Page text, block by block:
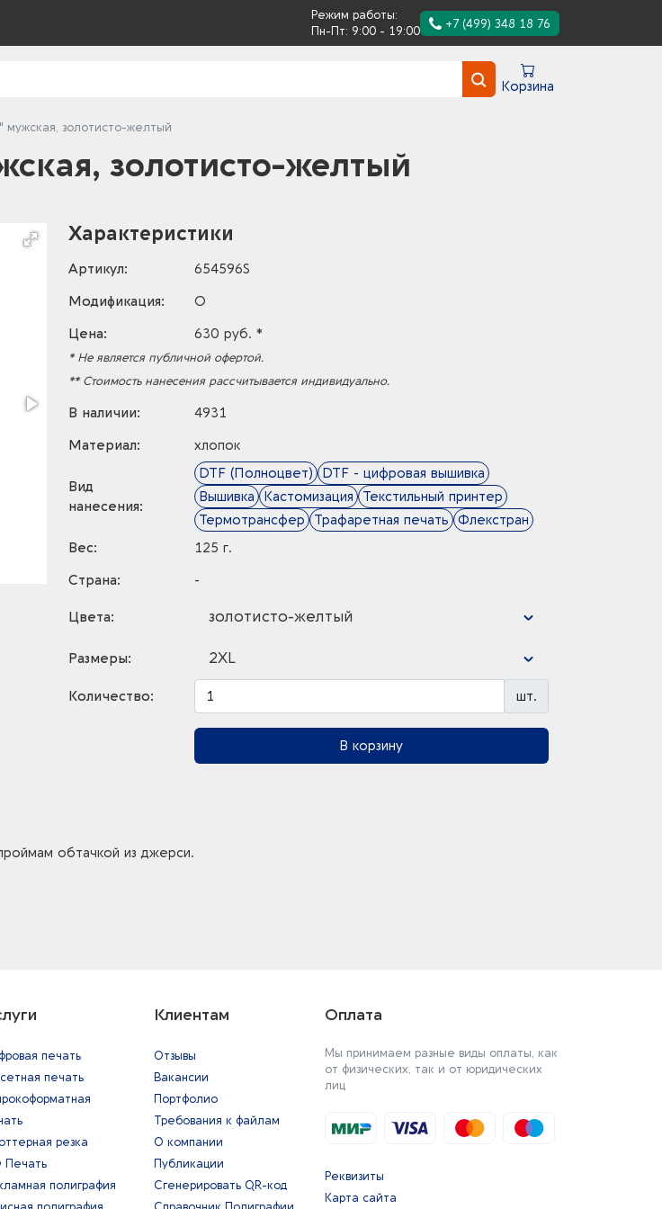
Режим работы:
Пн-Пт: 9:00 - 19:00
+7 (499) 348 18 76
Корзина
мужская, золотисто-желтый
золотисто-желтый
Характеристики
Артикул:
654596S
Модификация:
O
Цена:
630 руб. *
* Не является публичной офертой.
** Стоимость нанесения рассчитывается индивидуально.
В наличии:
4931
Материал:
хлопок
Вид
нанесения:
DTF (Полноцвет)
DTF - цифровая вышивка
Вышивка
Кастомизация
Текстильный принтер
Термотрансфер
Трафаретная печать
Флекстран
Вес:
125 г.
Страна:
-
Цвета: золотисто-желтый
Размеры: 2XL
Количество: шт.
В корзину
обтачкой из джерси.
печать
печать
резка
полиграфия
Клиентам
Отзывы
Вакансии
Портфолио
Требования к файлам
О компании
Публикации
Сгенерировать QR-код
Оплата
Мы принимаем разные виды оплаты, как
от физических, так и от юридических
лиц
Реквизиты
Карта сайта